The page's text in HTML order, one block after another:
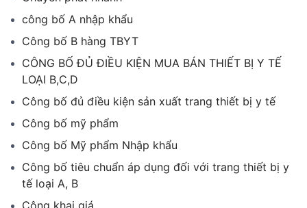
công bố A nhập khẩu
Công bố B hàng TBYT
CÔNG BỐ ĐỦ ĐIỀU KIỆN MUA BÁN THIẾT BỊ Y TẾ
LOẠI B,C,D
Công bố đủ điều kiện sản xuất trang thiết bị y tế
Công bố mỹ phẩm
Công bố Mỹ phẩm Nhập khẩu
Công bố tiêu chuẩn áp dụng đối với trang thiết bị y
tế loại A, B